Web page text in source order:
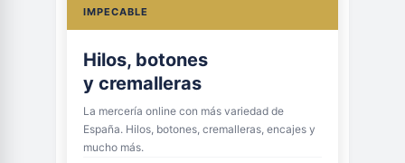
IMPECABLE
Hilos, botones
y cremalleras
La mercería online con más variedad de
España. Hilos, botones, cremalleras, encajes y
mucho más.